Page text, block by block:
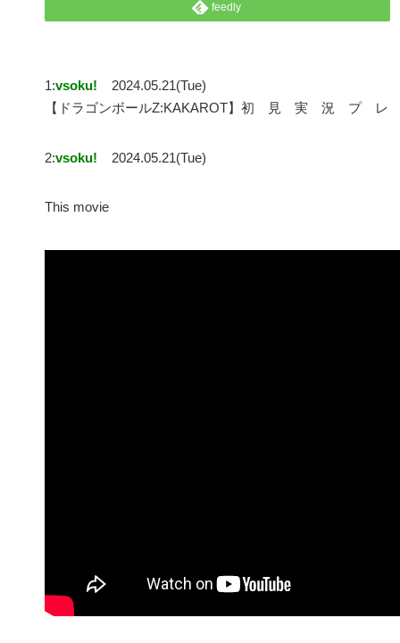
feedly
1:vsoku!
2024.05.21(Tue)
【ドラゴンボールZ:KAKAROT】初 見 実 況 プ レ
2:vsoku! 2024.05.21(Tue)
This movie